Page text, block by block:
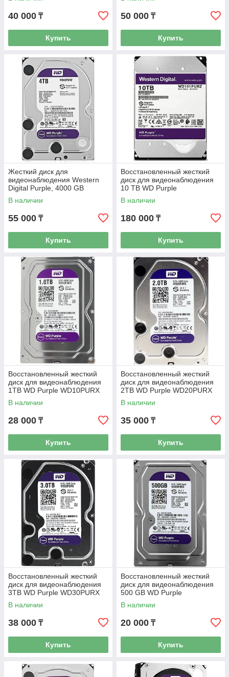
40 000 ₸
Купить
SATA III
50 000 ₸
Купить
Жесткий диск для
видеонаблюдения Western
Digital Purple, 4000 GB
В наличии
55 000 ₸
Купить
Восстановленный жесткий
диск для видеонаблюдения
10 TB WD Purple
WD101PURZ
В наличии
180 000 ₸
Купить
Восстановленный жесткий
диск для видеонаблюдения
1TB WD Purple WD10PURX
В наличии
28 000 ₸
Купить
Восстановленный жесткий
диск для видеонаблюдения
2TB WD Purple WD20PURX
В наличии
35 000 ₸
Купить
Восстановленный жесткий
диск для видеонаблюдения
3TB WD Purple WD30PURX
В наличии
38 000 ₸
Купить
Восстановленный жесткий
диск для видеонаблюдения
500 GB WD Purple
WD05PURX
В наличии
20 000 ₸
Купить